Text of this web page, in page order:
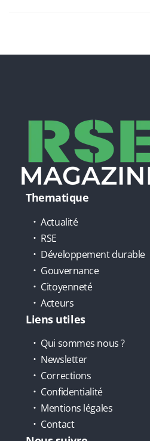
Thematique
Actualité
RSE
Développement durable
Gouvernance
Citoyenneté
Acteurs
Liens utiles
Qui sommes nous ?
Newsletter
Corrections
Confidentialité
Mentions légales
Contact